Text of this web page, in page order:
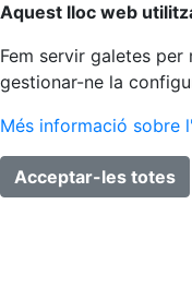
Anar al principi
Aquest lloc web
Fem servir galetes
gestionar-ne la
Més informació sobre
Acceptar-les totes